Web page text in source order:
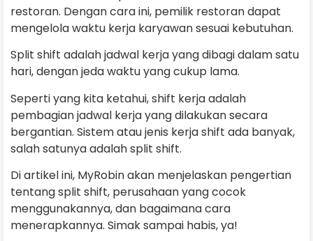
restoran. Dengan cara ini, pemilik restoran dapat
mengelola waktu kerja karyawan sesuai kebutuhan.
Split shift adalah jadwal kerja yang dibagi dalam satu
hari, dengan jeda waktu yang cukup lama.
Seperti yang kita ketahui, shift kerja adalah
pembagian jadwal kerja yang dilakukan secara
bergantian. Sistem atau jenis kerja shift ada banyak,
salah satunya adalah split shift.
Di artikel ini, MyRobin akan menjelaskan pengertian
tentang split shift, perusahaan yang cocok
menggunakannya, dan bagaimana cara
menerapkannya. Simak sampai habis, ya!